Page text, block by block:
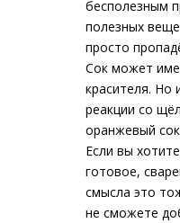
бесполезным
полезных
просто
Сок может
красителя. Но
реакции со
оранжевый
Если вы
готовое,
смысла это
не сможете